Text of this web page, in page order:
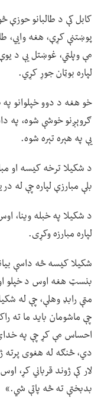
کابل کې د طالبانو حوزې
پوښتنې کړې، هغه وايي،
مې وپلټي، غوښتل یې د
لپاره بوټان جوړ کړي.
خو هغه د دوو خپلوانو
ګروېږنو خوشې شوه، په
یې په هېره تېره شوه.
د شکیلا ترخه کیسه او
بلې مبارزې لپاره چې له
د شکیلا په خبله وینا،
لپاره مبارزه وکړی.
شکیلا کیسه څه داسې
بنسټ هغه اوس د خپلو
مټې رابډ وهلې، چې له
چې ماشومان باید ما ته
احساس مې کړ چې په
دي، څنګه له هغوی پرته
لار کې ژوند قرباني کړ،
بدبختې ته څه پاتې شي.»